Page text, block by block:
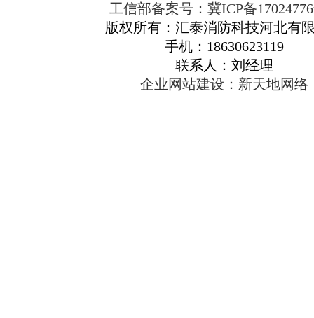
工信部备案号：冀ICP备
版权所有：汇泰消防科技河北有
手机：18630623119
联系人：刘经理
企业网站建设：新天地网络